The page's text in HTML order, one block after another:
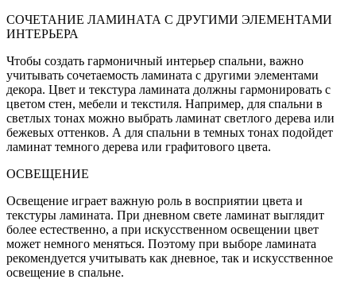
СОЧЕТАНИЕ ЛАМИНАТА С ДРУГИМИ ЭЛЕМЕНТАМИ
ИНТЕРЬЕРА
Чтобы создать гармоничный интерьер спальни, важно
учитывать сочетаемость ламината с другими элементами
декора. Цвет и текстура ламината должны гармонировать с
цветом стен, мебели и текстиля. Например, для спальни в
светлых тонах можно выбрать ламинат светлого дерева или
бежевых оттенков. А для спальни в темных тонах подойдет
ламинат темного дерева или графитового цвета.
ОСВЕЩЕНИЕ
Освещение играет важную роль в восприятии цвета и
текстуры ламината. При дневном свете ламинат выглядит
более естественно, а при искусственном освещении цвет
может немного меняться. Поэтому при выборе ламината
рекомендуется учитывать как дневное, так и искусственное
освещение в спальне.